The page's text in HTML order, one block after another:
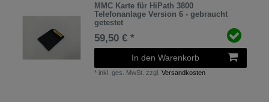
MMC Karte für HiPath 3800
Telefonanlage Version 6 - gebraucht
getestet
59,50 € *
In den Warenkorb
* inkl. ges. MwSt. zzgl.Versandkosten